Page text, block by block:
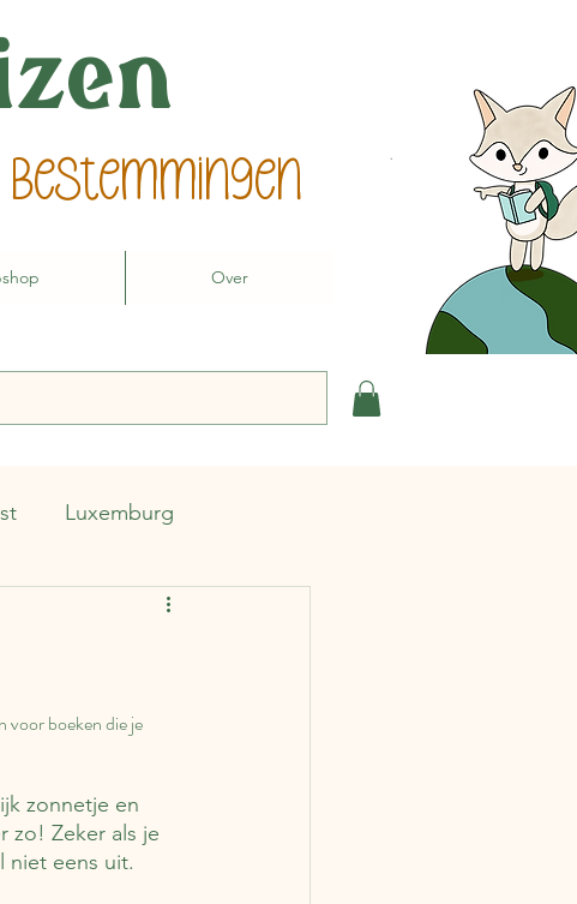
Over
Luxemburg
Spanje
Portugal
voor boeken die je
zonnetje en
zo! Zeker als je
niet eens uit.